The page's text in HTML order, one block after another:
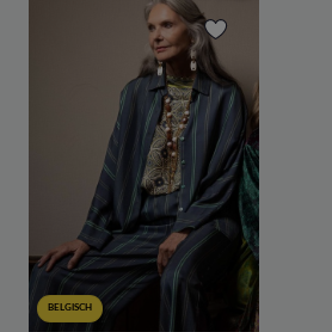
BELGISCH